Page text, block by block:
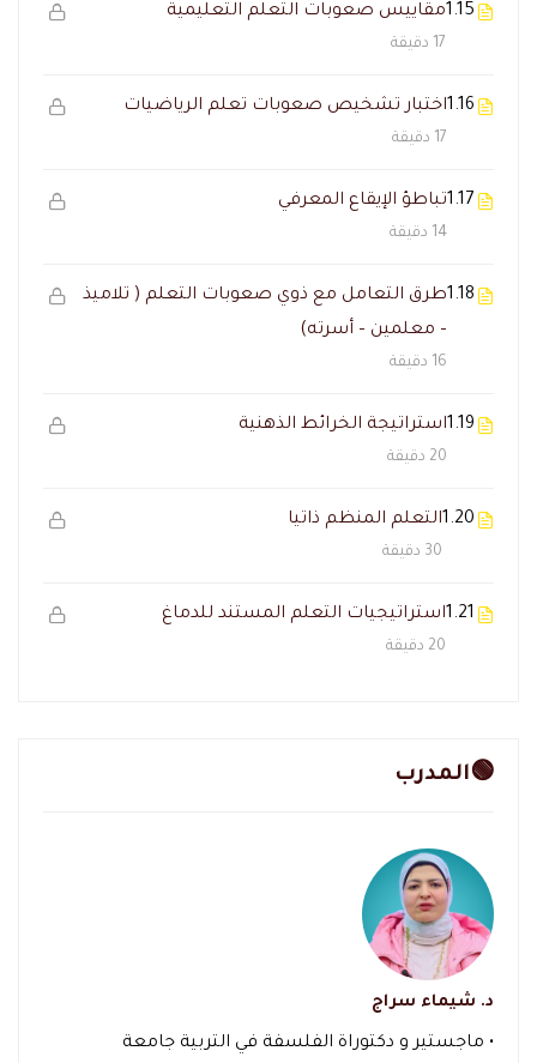
1.15مقاييس صعوبات التعلم التعليمية
17 دقيقة
1.16اختبار تشخيص صعوبات تعلم الرياضيات
17 دقيقة
1.17تباطؤ الإيقاع المعرفي
14 دقيقة
1.18طرق التعامل مع ذوي صعوبات التعلم ( تلاميذ
– معلمين – أسرته)
16 دقيقة
1.19استراتيجة الخرائط الذهنية
20 دقيقة
1.20التعلم المنظم ذاتيا
30 دقيقة
1.21استراتيجيات التعلم المستند للدماغ
20 دقيقة
🟢المدرب
د. شيماء سراج
• ماجستير و دكتوراة الفلسفة في التربية جامعة